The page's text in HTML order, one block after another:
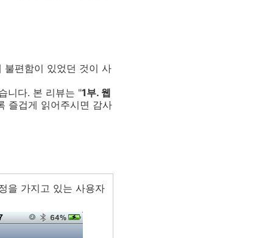
불편함이 있었던 것이 사
니다. 본 리뷰는 "1부. 웹
즐겁게 읽어주시면 감사
을 가지고 있는 사용자